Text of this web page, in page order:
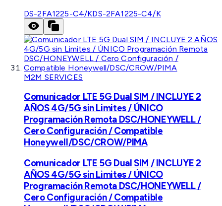
DS-2FA1225-C4/KDS-2FA1225-C4/K
M2M SERVICES
Comunicador LTE 5G Dual SIM / INCLUYE 2
AÑOS 4G/5G sin Limites / ÚNICO
Programación Remota DSC/HONEYWELL /
Cero Configuración / Compatible
Honeywell/DSC/CROW/PIMA
Comunicador LTE 5G Dual SIM / INCLUYE 2
AÑOS 4G/5G sin Limites / ÚNICO
Programación Remota DSC/HONEYWELL /
Cero Configuración / Compatible